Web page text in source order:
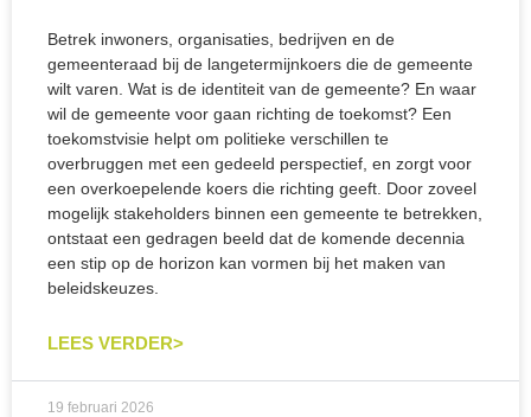
Betrek inwoners, organisaties, bedrijven en de
gemeenteraad bij de langetermijnkoers die de gemeente
wilt varen. Wat is de identiteit van de gemeente? En waar
wil de gemeente voor gaan richting de toekomst? Een
toekomstvisie helpt om politieke verschillen te
overbruggen met een gedeeld perspectief, en zorgt voor
een overkoepelende koers die richting geeft. Door zoveel
mogelijk stakeholders binnen een gemeente te betrekken,
ontstaat een gedragen beeld dat de komende decennia
een stip op de horizon kan vormen bij het maken van
beleidskeuzes.
LEES VERDER>
19 februari 2026